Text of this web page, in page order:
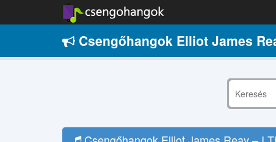
Csengőhangok Elliot James